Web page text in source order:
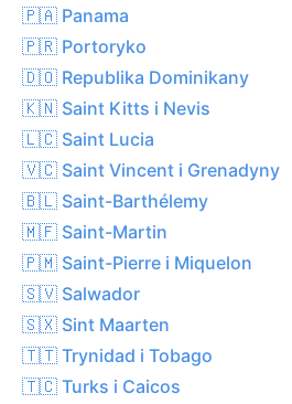
🇵🇦 Panama
🇵🇷 Portoryko
🇩🇴 Republika Dominikany
🇰🇳 Saint Kitts i Nevis
🇱🇨 Saint Lucia
🇻🇨 Saint Vincent i Grenadyny
🇧🇱 Saint-Barthélemy
🇲🇫 Saint-Martin
🇵🇲 Saint-Pierre i Miquelon
🇸🇻 Salwador
🇸🇽 Sint Maarten
🇹🇹 Trynidad i Tobago
🇹🇨 Turks i Caicos